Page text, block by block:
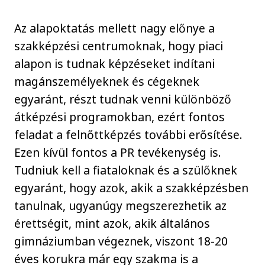
Az alapoktatás mellett nagy előnye a
szakképzési centrumoknak, hogy piaci
alapon is tudnak képzéseket indítani
magánszemélyeknek és cégeknek
egyaránt, részt tudnak venni különböző
átképzési programokban, ezért fontos
feladat a felnőttképzés további erősítése.
Ezen kívül fontos a PR tevékenység is.
Tudniuk kell a fiataloknak és a szülőknek
egyaránt, hogy azok, akik a szakképzésben
tanulnak, ugyanúgy megszerezhetik az
érettségit, mint azok, akik általános
gimnáziumban végeznek, viszont 18-20
éves korukra már egy szakma is a